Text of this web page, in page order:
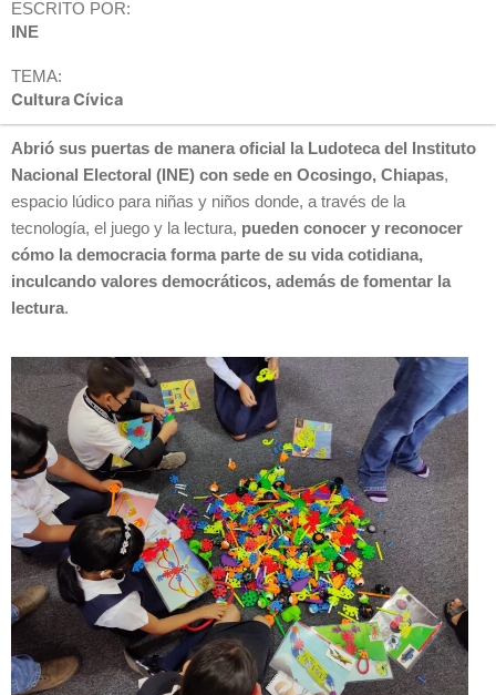
ESCRITO POR:
INE
TEMA:
Cultura Cívica
Abrió sus puertas de manera oficial la Ludoteca del Instituto
Nacional Electoral (INE) con sede en Ocosingo, Chiapas,
espacio lúdico para niñas y niños donde, a través de la
tecnología, el juego y la lectura, pueden conocer y reconocer
cómo la democracia forma parte de su vida cotidiana,
inculcando valores democráticos, además de fomentar la
lectura.